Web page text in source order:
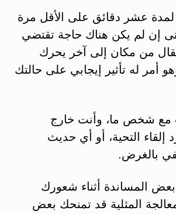
لمدة عشر دقائق على الأقل مرة
إن لم يكن هناك حاجة تقتضي
من مكان إلى آخر يحرك
أمر له تأثير إيجابي على حالتك
مع شخص ما، وأنت خارج
إلقاء التحية، أو أي حديث
بالغرض.
المساندة أثناء شعورك
المثلية قد تمنحك بعض